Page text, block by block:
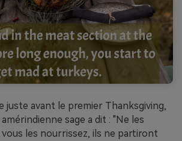
juste avant le premier Thanksgiving,
sage a dit : "Ne les
vous les nourrissez, ils ne partiront